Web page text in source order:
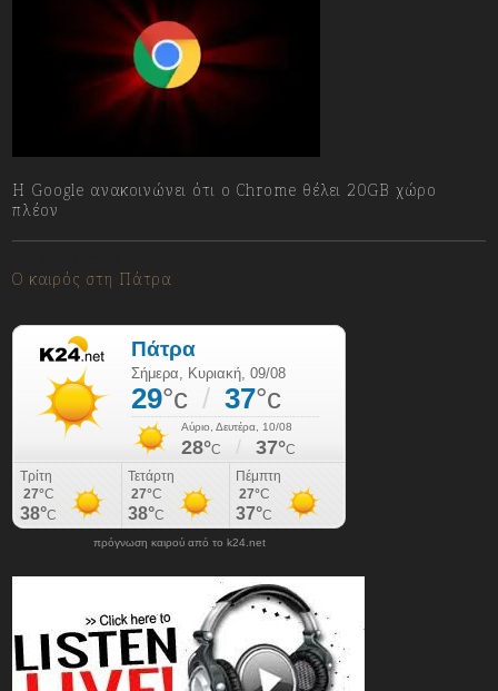
Η Google ανακοινώνει ότι ο Chrome θέλει 20GB χώρο
πλέον
Ο καιρός στη Πάτρα
πρόγνωση καιρού από το k24.net